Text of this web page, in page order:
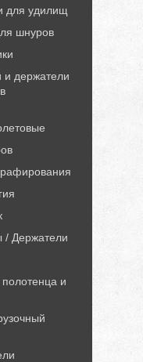
для удилищ
шнуров
и держатели
/ Держатели
и